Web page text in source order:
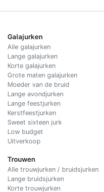
Galajurken
Alle galajurken
Lange galajurken
Korte galajurken
Grote maten galajurken
Moeder van de bruid
Lange avondjurken
Lange feestjurken
Kerstfeestjurken
Sweet sixteen jurk
Low budget
Uitverkoop
Trouwen
Alle trouwjurken / bruidsjurken
Lange bruidsjurken
Korte trouwjurken